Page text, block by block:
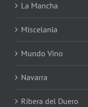
La Mancha
Miscelania
Mundo Vino
Navarra
Ribera del Duero